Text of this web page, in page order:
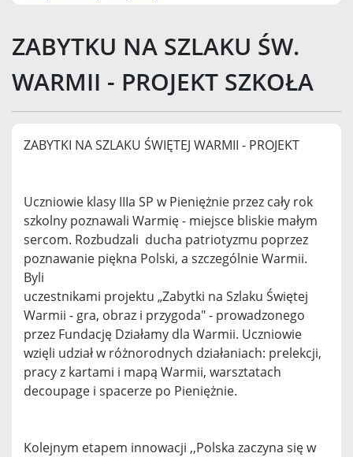
ZABYTKU NA SZLAKU ŚW.
WARMII - PROJEKT SZKOŁA
ZABYTKI NA SZLAKU ŚWIĘTEJ WARMII - PROJEKT
Uczniowie klasy IIIa SP w Pieniężnie przez cały rok
szkolny poznawali Warmię - miejsce bliskie małym
sercom. Rozbudzali ducha patriotyzmu poprzez
poznawanie piękna Polski, a szczególnie Warmii.
Byli
uczestnikami projektu „Zabytki na Szlaku Świętej
Warmii - gra, obraz i przygoda" - prowadzonego
przez Fundację Działamy dla Warmii. Uczniowie
wzięli udział w różnorodnych działaniach: prelekcji,
pracy z kartami i mapą Warmii, warsztatach
decoupage i spacerze po Pieniężnie.
Kolejnym etapem innowacji ,,Polska zaczyna się w